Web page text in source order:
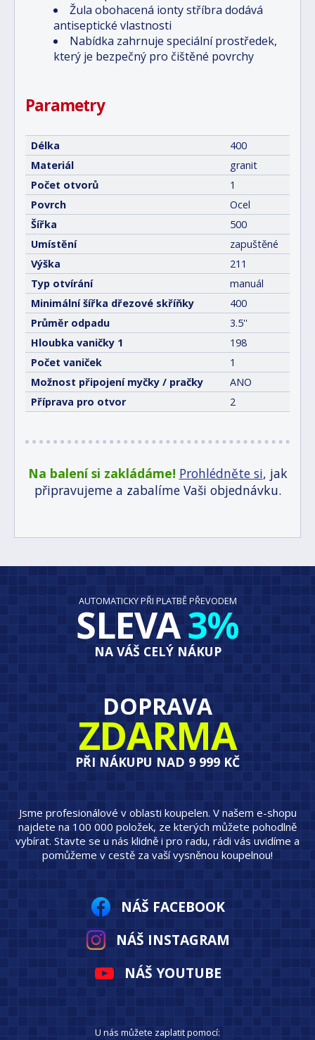
Žula obohacená ionty stříbra dodává
antiseptické vlastnosti
Nabídka zahrnuje speciální prostředek,
který je bezpečný pro čištěné povrchy
Parametry
Délka
400
Materiál
granit
Počet otvorů
1
Povrch
Ocel
Šířka
500
Umístění
zapuštěné
Výška
211
Typ otvírání
manuál
Minimální šířka dřezové skříňky
400
Průměr odpadu
3.5''
Hloubka vaničky 1
198
Počet vaniček
1
Možnost připojení myčky / pračky
ANO
Příprava pro otvor
2
Na balení si zakládáme! Prohlédněte si, jak
připravujeme a zabalíme Vaši objednávku.
AUTOMATICKY PŘI PLATBĚ PŘEVODEM
SLEVA3%
NA VÁŠ CELÝ NÁKUP
DOPRAVA
ZDARMA
PŘI NÁKUPU NAD 9 999 KČ
Jsme profesionálové v oblasti koupelen. V našem e-shopu
najdete na 100 000 položek, ze kterých můžete pohodlně
vybírat. Stavte se u nás klidně i pro radu, rádi vás uvidíme a
pomůžeme v cestě za vaší vysněnou koupelnou!
NÁŠ FACEBOOK
NÁŠ INSTAGRAM
NÁŠ YOUTUBE
U nás můžete zaplatit pomocí: